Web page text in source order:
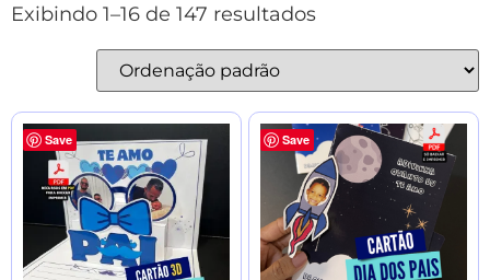
Exibindo 1–16 de 147 resultados
Save Save